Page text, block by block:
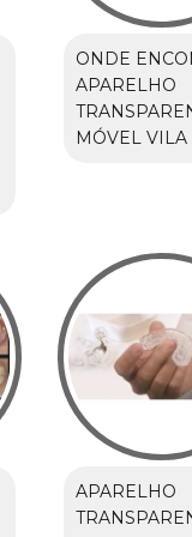
ONDE
APARELHO
MÓVEL VILA
APARELHO